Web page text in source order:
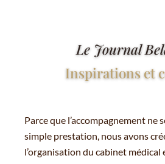
Le Journal
Inspirations et
Parce que l’accompagnement ne
simple prestation, nous avons
l’organisation du cabinet médical